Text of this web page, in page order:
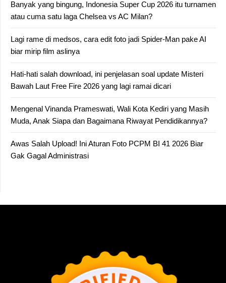
Banyak yang bingung, Indonesia Super Cup 2026 itu turnamen
atau cuma satu laga Chelsea vs AC Milan?
Lagi rame di medsos, cara edit foto jadi Spider-Man pake AI
biar mirip film aslinya
Hati-hati salah download, ini penjelasan soal update Misteri
Bawah Laut Free Fire 2026 yang lagi ramai dicari
Mengenal Vinanda Prameswati, Wali Kota Kediri yang Masih
Muda, Anak Siapa dan Bagaimana Riwayat Pendidikannya?
Awas Salah Upload! Ini Aturan Foto PCPM BI 41 2026 Biar
Gak Gagal Administrasi